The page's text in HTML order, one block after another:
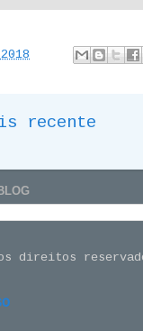
recente
direitos